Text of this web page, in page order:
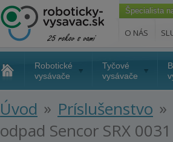
Špecialista
O NÁS
Robotické
vysávače
Tyčové
vysávače
Úvod » Príslušenstvo »
odpad Sencor SRX 0031